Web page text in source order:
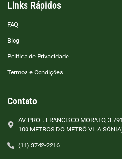
Links Rápidos
FAQ
Blog
Politica de Privacidade
Termos e Condições
Contato
AV. PROF. FRANCISCO MORATO,
100 METROS DO METRÔ VILA
(11) 3742-2216